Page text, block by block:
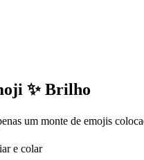
✨ Brilho
um monte de emojis
e colar